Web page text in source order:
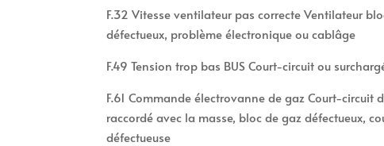
F.32 Vitesse ventilateur pas correcte Ventilateur
défectueux, problème électronique ou cablâge
F.49 Tension trop bas BUS Court-circuit ou
F.61 Commande électrovanne de gaz Court-
raccordé avec la masse, bloc de gaz défectueux,
défectueuse